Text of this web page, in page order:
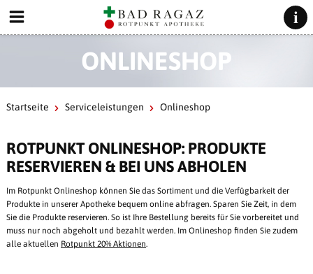
ONLINESHOP
Startseite Serviceleistungen Onlineshop
ROTPUNKT ONLINESHOP: PRODUKTE
RESERVIEREN & BEI UNS ABHOLEN
Im Rotpunkt Onlineshop können Sie das Sortiment und die Verfügbarkeit der
Produkte in unserer Apotheke bequem online abfragen. Sparen Sie Zeit, in dem
Sie die Produkte reservieren. So ist Ihre Bestellung bereits für Sie vorbereitet und
muss nur noch abgeholt und bezahlt werden. Im Onlineshop finden Sie zudem
alle aktuellen Rotpunkt 20% Aktionen.